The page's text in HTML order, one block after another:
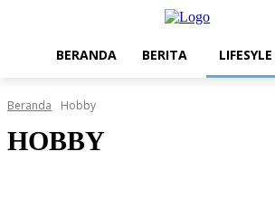
BERANDA BERITA LIFESYLE
Beranda Hobby
HOBBY